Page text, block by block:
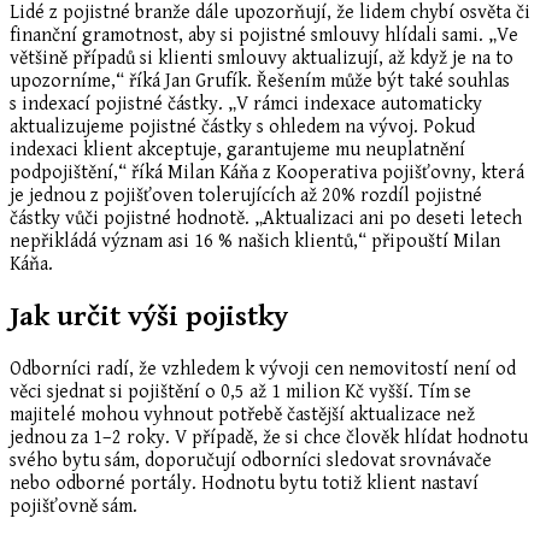
Lidé z pojistné branže dále upozorňují, že lidem chybí osvěta či
finanční gramotnost, aby si pojistné smlouvy hlídali sami. „Ve
většině případů si klienti smlouvy aktualizují, až když je na to
upozorníme,“ říká Jan Grufík. Řešením může být také souhlas
s indexací pojistné částky. „V rámci indexace automaticky
aktualizujeme pojistné částky s ohledem na vývoj. Pokud
indexaci klient akceptuje, garantujeme mu neuplatnění
podpojištění,“ říká Milan Káňa z Kooperativa pojišťovny, která
je jednou z pojišťoven tolerujících až 20% rozdíl pojistné
částky vůči pojistné hodnotě. „Aktualizaci ani po deseti letech
nepřikládá význam asi 16 % našich klientů,“ připouští Milan
Káňa.
Jak určit výši pojistky
Odborníci radí, že vzhledem k vývoji cen nemovitostí není od
věci sjednat si pojištění o 0,5 až 1 milion Kč vyšší. Tím se
majitelé mohou vyhnout potřebě častější aktualizace než
jednou za 1–2 roky. V případě, že si chce člověk hlídat hodnotu
svého bytu sám, doporučují odborníci sledovat srovnávače
nebo odborné portály. Hodnotu bytu totiž klient nastaví
pojišťovně sám.